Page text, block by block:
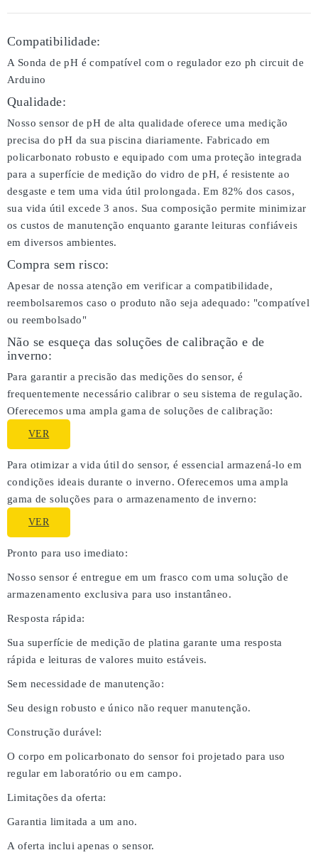
Compatibilidade:
A Sonda de pH é compatível com o regulador ezo ph circuit de
Arduino
Qualidade:
Nosso sensor de pH de alta qualidade oferece uma medição
precisa do pH da sua piscina diariamente. Fabricado em
policarbonato robusto e equipado com uma proteção integrada
para a superfície de medição do vidro de pH, é resistente ao
desgaste e tem uma vida útil prolongada. Em 82% dos casos,
sua vida útil excede 3 anos. Sua composição permite minimizar
os custos de manutenção enquanto garante leituras confiáveis
em diversos ambientes.
Compra sem risco:
Apesar de nossa atenção em verificar a compatibilidade,
reembolsaremos caso o produto não seja adequado: "compatível
ou reembolsado"
Não se esqueça das soluções de calibração e de
inverno:
Para garantir a precisão das medições do sensor, é
frequentemente necessário calibrar o seu sistema de regulação.
Oferecemos uma ampla gama de soluções de calibração:
VER
Para otimizar a vida útil do sensor, é essencial armazená-lo em
condições ideais durante o inverno. Oferecemos uma ampla
gama de soluções para o armazenamento de inverno:
VER
Pronto para uso imediato:
Nosso sensor é entregue em um frasco com uma solução de
armazenamento exclusiva para uso instantâneo.
Resposta rápida:
Sua superfície de medição de platina garante uma resposta
rápida e leituras de valores muito estáveis.
Sem necessidade de manutenção:
Seu design robusto e único não requer manutenção.
Construção durável:
O corpo em policarbonato do sensor foi projetado para uso
regular em laboratório ou em campo.
Limitações da oferta:
Garantia limitada a um ano.
A oferta inclui apenas o sensor.